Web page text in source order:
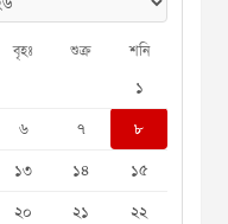
বৃহঃ শুক্র শনি
১
৬ ৭
৮
১৩ ১৪
১৫
২০ ২১
২২